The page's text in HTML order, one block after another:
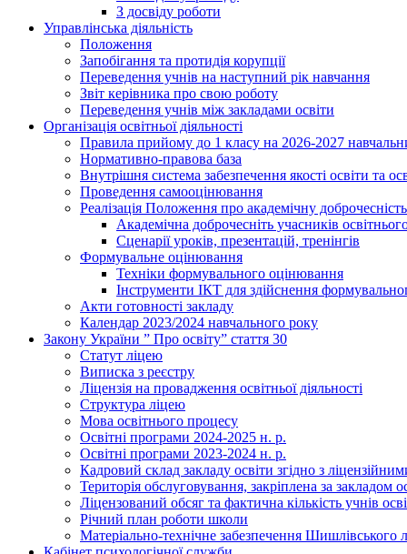
З досвіду роботи
Управлінська діяльність
Положення
Запобігання та протидія корупції
Переведення учнів на наступний рік навчання
Звіт керівника про свою роботу
Переведення учнів між закладами освіти
Організація освітньої діяльності
Правила прийому до 1 класу на 2026-2027
Нормативно-правова база
Внутрішня система забезпечення якості освіти та
Проведення самооцінювання
Реалізація Положення про академічну доброчесність
Академічна доброчесніть учасників
Сценарії уроків, презентацій, тренінгів
Формувальне оцінювання
Техніки формувального оцінювання
Інструменти ІКТ для здійснення
Акти готовності закладу
Календар 2023/2024 навчального року
Закону України ” Про освіту” стаття 30
Статут ліцею
Виписка з реєстру
Ліцензія на провадження освітньої діяльності
Структура ліцею
Мова освітнього процесу
Освітні програми 2024-2025 н. р.
Освітні програми 2023-2024 н. р.
Кадровий склад закладу освіти згідно з
Територія обслуговування, закріплена за закладом
Ліцензований обсяг та фактична кількість учнів
Річний план роботи школи
Матеріально-технічне забезпечення Шишлівського